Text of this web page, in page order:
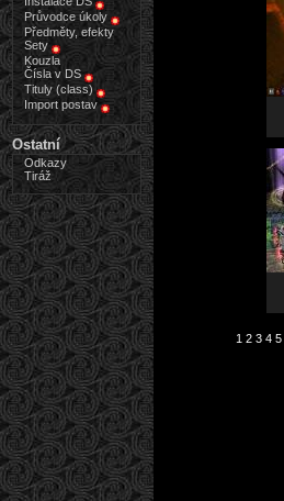
Průvodce úkoly
Předměty, efekty
Sety
Kouzla
Čísla v DS
Tituly (class)
Import postav
Ostatní
Odkazy
Tiráž
1 2 3 4 5